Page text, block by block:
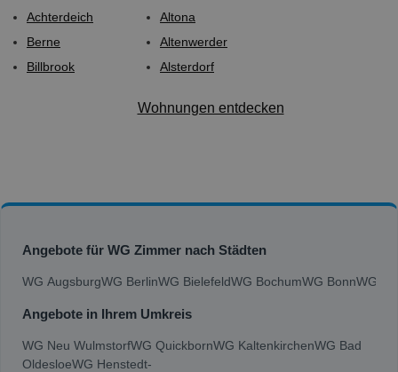
Achterdeich
Berne
Billbrook
Altona
Altenwerder
Alsterdorf
Wohnungen entdecken
Angebote für WG Zimmer nach Städten
WG AugsburgWG BerlinWG BielefeldWG BochumWG BonnWG
Angebote in Ihrem Umkreis
WG Neu WulmstorfWG QuickbornWG KaltenkirchenWG Bad
OldesloeWG Henstedt-